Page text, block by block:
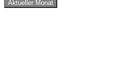
Aktueller Monat